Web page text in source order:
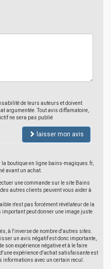
de leurs auteurs et doivent
argumentée. Tout avis diffamatoire,
ne sera pas publié
laisser mon avis
la boutique en ligne bains-magiques.fr,
avant un achat.
une commande sur le site Bains
autres clients peuvent vous aider à
n'est pas forcément révélateur de la
peut donner une image juste
à l'inverse de nombre d'autres sites.
un avis négatif est donc importante,
son expérience négative et à le faire
expérience d'achat satisfaisante est
avec un certain recul.